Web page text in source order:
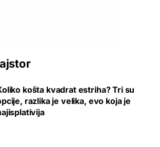
košta kvadrat estriha? Tri su
razlika je velika, evo koja je